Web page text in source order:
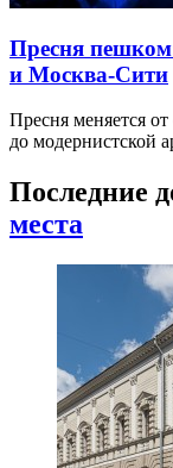
Пресня
и Москва-Сити
Пресня меняется
до модернистской
Последние
места